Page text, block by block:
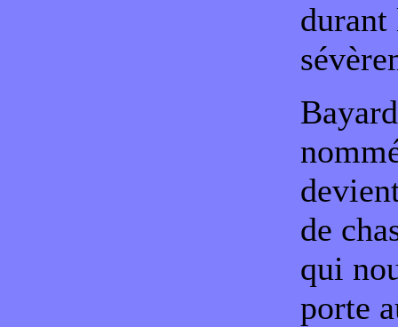
de
qui
porte